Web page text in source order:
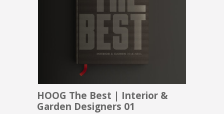
HOOG The Best | Interior &
Garden Designers 01